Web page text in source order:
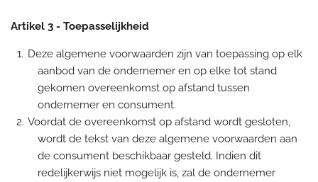
Artikel 3 - Toepasselijkheid
Deze algemene voorwaarden zijn van toepassing op elk
aanbod van de ondernemer en op elke tot stand
gekomen overeenkomst op afstand tussen
ondernemer en consument.
Voordat de overeenkomst op afstand wordt gesloten,
wordt de tekst van deze algemene voorwaarden aan
de consument beschikbaar gesteld. Indien dit
redelijkerwijs niet mogelijk is, zal de ondernemer